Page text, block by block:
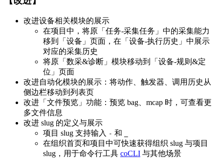
改进设备相关模块的展示
在项目中，将原「任务-采集任务」中的采集能力
移到「设备」页面，在「设备-执行历史」中展示
对应的采集历史
将原「数采&诊断」模块移动到「设备-规则&定
位」页面
改进自动化模块的展示：将动作、触发器、调用历史从
侧边栏移动到列表页
改进「文件预览」功能：预览 bag、mcap 时，可查看更
多文件信息
改进 slug 的定义与展示
项目 slug 支持输入 - 和
在组织首页和项目中可快速获得组织 slug 与项目
slug，用于命令行工具 coCLI 与其他场景